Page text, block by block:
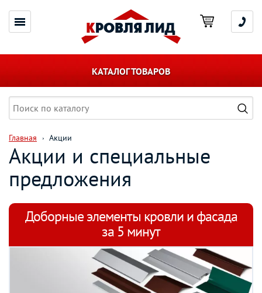
КАТАЛОГ ТОВАРОВ
Главная Акции
Акции и специальные
предложения
Доборные элементы кровли и фасада
за 5 минут